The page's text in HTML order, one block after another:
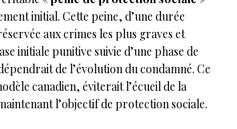
initial. Cette peine, d’une durée
aux crimes les plus graves et
initiale punitive suivie d’une phase de
de l’évolution du condamné. Ce
canadien, éviterait l’écueil de la
l’objectif de protection sociale.